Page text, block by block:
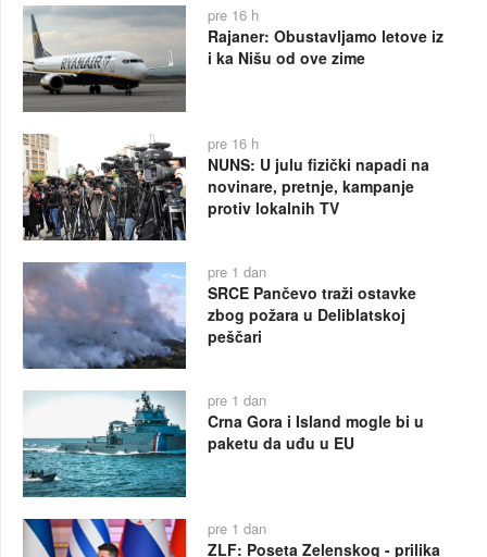
pre 16 h
Rajaner: Obustavljamo letove iz
i ka Nišu od ove zime
pre 16 h
NUNS: U julu fizički napadi na
novinare, pretnje, kampanje
protiv lokalnih TV
pre 1 dan
SRCE Pančevo traži ostavke
zbog požara u Deliblatskoj
peščari
pre 1 dan
Crna Gora i Island mogle bi u
paketu da uđu u EU
pre 1 dan
ZLF: Poseta Zelenskog - prilika